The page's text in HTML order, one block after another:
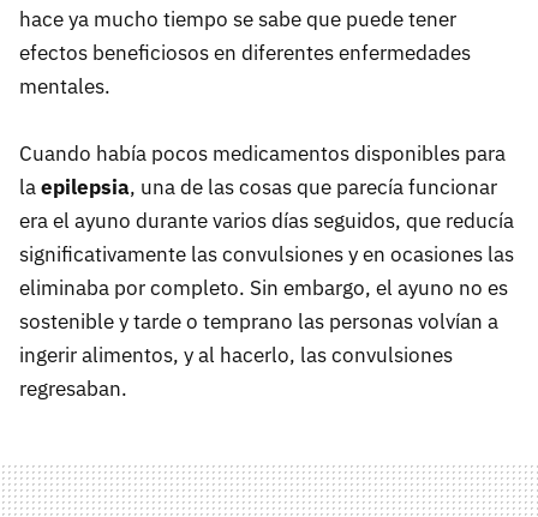
hace ya mucho tiempo se sabe que puede tener
efectos beneficiosos en diferentes enfermedades
mentales.
Cuando había pocos medicamentos disponibles para
laepilepsia, una de las cosas que parecía funcionar
era el ayuno durante varios días seguidos, que reducía
significativamente las convulsiones y en ocasiones las
eliminaba por completo. Sin embargo, el ayuno no es
sostenible y tarde o temprano las personas volvían a
ingerir alimentos, y al hacerlo, las convulsiones
regresaban.